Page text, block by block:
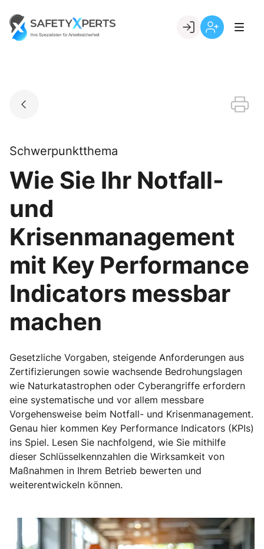
content
Go to landing page.
Schwerpunktthema
Wie Sie Ihr Notfall-
und
Krisenmanagement
mit Key Performance
Indicators messbar
machen
Gesetzliche Vorgaben, steigende Anforderungen aus
Zertifizierungen sowie wachsende Bedrohungslagen
wie Naturkatastrophen oder Cyberangriffe erfordern
eine systematische und vor allem messbare
Vorgehensweise beim Notfall- und Krisenmanagement.
Genau hier kommen Key Performance Indicators (KPIs)
ins Spiel. Lesen Sie nachfolgend, wie Sie mithilfe
dieser Schlüsselkennzahlen die Wirksamkeit von
Maßnahmen in Ihrem Betrieb bewerten und
weiterentwickeln können.